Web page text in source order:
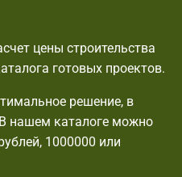
цены строительства
готовых проектов.
решение, в
нашем каталоге можно
1000000 или